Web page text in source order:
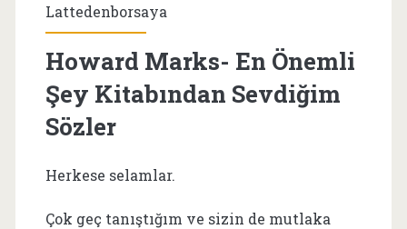
Lattedenborsaya
Howard Marks- En Önemli
Şey Kitabından Sevdiğim
Sözler
Herkese selamlar.
Çok geç tanıştığım ve sizin de mutlaka